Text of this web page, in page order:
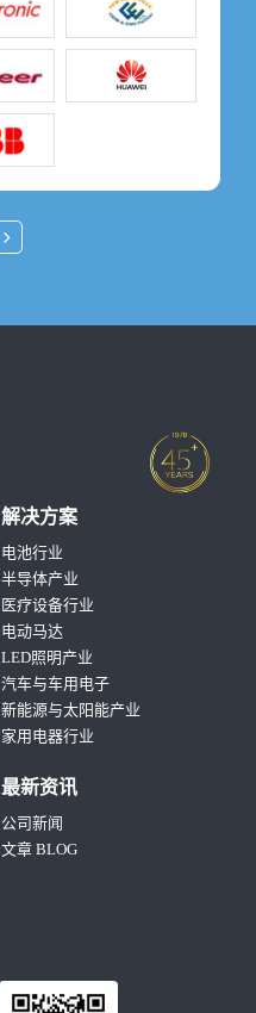
解决方案
电池行业
半导体产业
医疗设备行业
电动马达
LED照明产业
汽车与车用电子
新能源与太阳能产业
家用电器行业
最新资讯
公司新闻
文章 BLOG